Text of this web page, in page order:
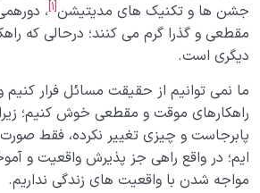
نگاه ابدی و آمادگی برای آخرت
از خیال تا سلامت قلب
ثمره عمل مقبول چیست و چه ارتباطی با
دارد؟
شرایط قبولی اعمال چیست؛ معرفی سه رکن
جشن ها و تکنیک های مدیتیشن[1] ،
مقطعی و گذرا گرم می کنند؛ درحالی که
دیگری است.
ما نمی توانیم از حقیقت مسائل فرار کنیم
راهکارهای موقت و مقطعی خوش کنیم؛
پابرجاست و چیزی تغییر نکرده، فقط
ایم؛ در واقع راهی جز پذیرش واقعیت و
مواجه شدن با واقعیت های زندگی نداریم.